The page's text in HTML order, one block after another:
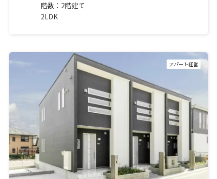
階数：2階建て
2LDK
アパート経営